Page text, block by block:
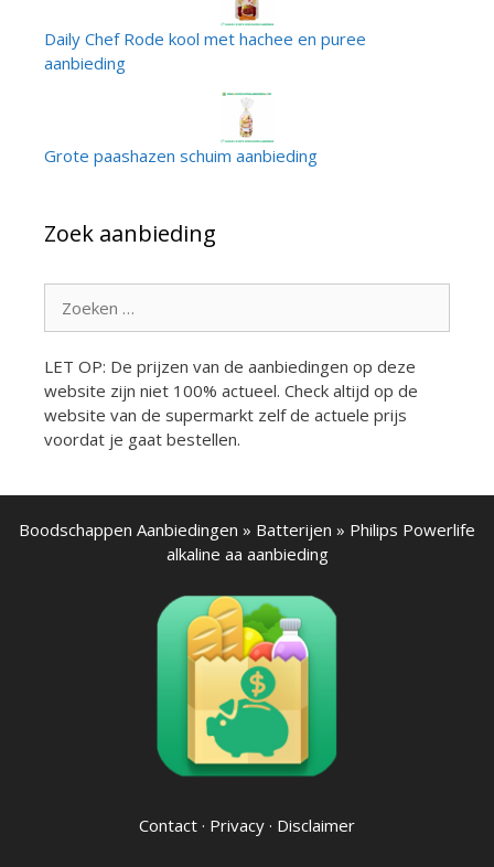
Daily Chef Rode kool met hachee en puree
aanbieding
Grote paashazen schuim aanbieding
Zoek aanbieding
naar:
LET OP: De prijzen van de aanbiedingen op deze
website zijn niet 100% actueel. Check altijd op de
website van de supermarkt zelf de actuele prijs
voordat je gaat bestellen.
Boodschappen Aanbiedingen » Batterijen » Philips Powerlife
alkaline aa aanbieding
Contact · Privacy · Disclaimer